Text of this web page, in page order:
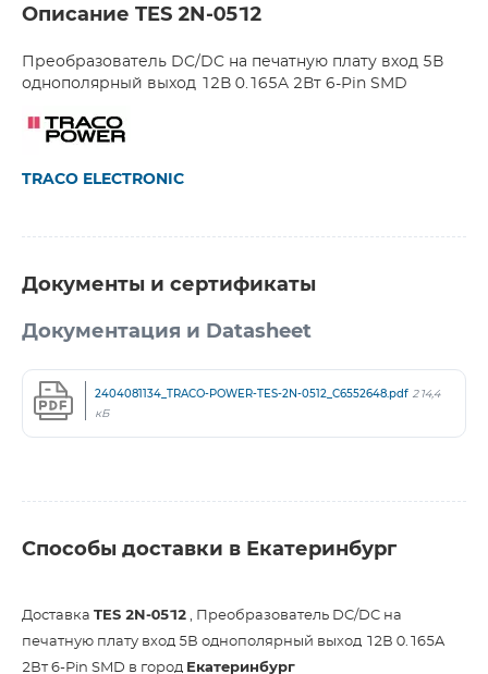
Описание TES 2N-0512
Преобразователь DC/DC на печатную плату вход 5В
однополярный выход 12В 0.165A 2Вт 6-Pin SMD
TRACO ELECTRONIC
Документы и сертификаты
Документация и Datasheet
2404081134_TRACO-POWER-TES-2N-0512_C6552648.pdf 214,4
кБ
Способы доставки в Екатеринбург
Доставка TES 2N-0512 , Преобразователь DC/DC на
печатную плату вход 5В однополярный выход 12В 0.165A
2Вт 6-Pin SMD в город Екатеринбург